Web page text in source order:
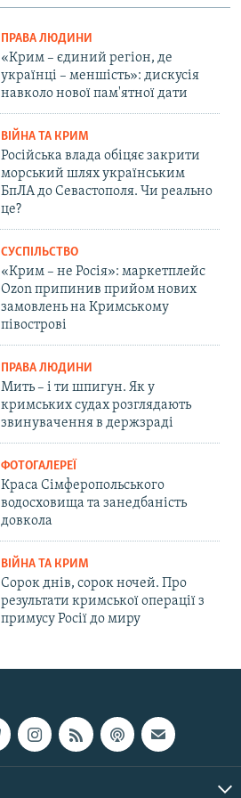
ПРАВА ЛЮДИНИ
«Крим – єдиний регіон, де
українці – меншість»: дискусія
навколо нової пам'ятної дати
ВІЙНА ТА КРИМ
Російська влада обіцяє закрити
морський шлях українським
БпЛА до Севастополя. Чи реально
це?
СУСПІЛЬСТВО
«Крим – не Росія»: маркетплейс
Ozon припинив прийом нових
замовлень на Кримському
півострові
ПРАВА ЛЮДИНИ
Мить – і ти шпигун. Як у
кримських судах розглядають
звинувачення в держзраді
ФОТОГАЛЕРЕЇ
Краса Сімферопольського
водосховища та занедбаність
довкола
ВІЙНА ТА КРИМ
Сорок днів, сорок ночей. Про
результати кримської операції з
примусу Росії до миру